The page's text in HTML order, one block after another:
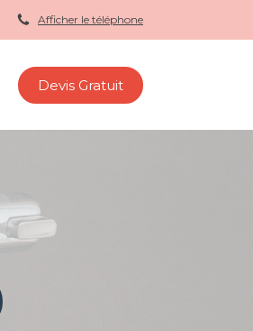
Afficher le téléphone
Devis Gratuit